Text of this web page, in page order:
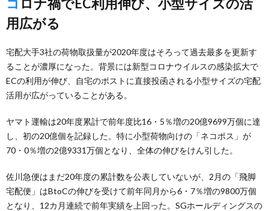
用広がる
宅配大手3社の荷物取扱量が2020年度はそろって過去最多を更新す
ることが濃厚になった。背景には新型コロナウイルスの感染拡大で
ECの利用が伸び、自宅のポストに直接投函される小型サイズの宅配
活用が広がっていることがある。
ヤマト運輸は20年度累計で前年度比16・5％増の20億9699万個に達
し、初の20億個を記録した。特に小型荷物向けの「ネコポス」が
70・0％増の2億9331万個となり、全体の伸びをけん引した。
佐川急便はまだ20年度の累計数を公表していないが、2月の「飛脚
宅配便」はBtoCの伸びを受けて前年同月から6・7％増の9800万個
となり、12カ月連続で前年実績を上回った。SGホールディングスの